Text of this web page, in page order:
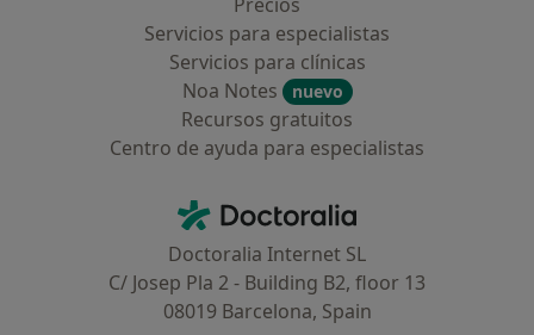
Servicios para especialistas
Servicios para clínicas
Noa Notes
nuevo
Recursos gratuitos
Centro de ayuda para especialistas
Doctoralia - Página de inicio
Doctoralia Internet SL
C/ Josep Pla 2 - Building B2, floor 13
08019 Barcelona, Spain